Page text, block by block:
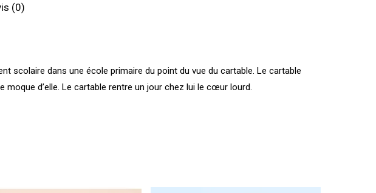
(0)
scolaire dans une école primaire du point du vue du cartable. Le cartable
moque d’elle. Le cartable rentre un jour chez lui le cœur lourd.